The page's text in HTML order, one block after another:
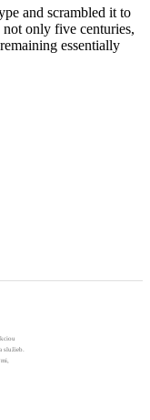
and scrambled it to
only five centuries,
essentially
služieb.